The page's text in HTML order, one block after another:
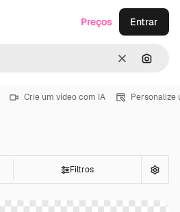
Limpar
Preços Entrar
Crie um vídeo com IA Personalize
Filtros